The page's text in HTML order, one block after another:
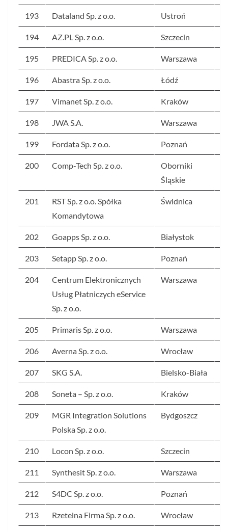
193 Dataland Sp. z o.o. Ustroń
194 AZ.PL Sp. z o.o. Szczecin
195 PREDICA Sp. z o.o. Warszawa
196 Abastra Sp. z o.o. Łódź
197 Vimanet Sp. z o.o. Kraków
198 JWA S.A. Warszawa
199 Fordata Sp. z o.o. Poznań
200 Comp-Tech Sp. z o.o.
Oborniki
Śląskie
201
RST Sp. z o.o. Spółka
Komandytowa
Świdnica
202 Goapps Sp. z o.o. Białystok
203 Setapp Sp. z o.o. Poznań
204
Centrum Elektronicznych
Usług Płatniczych eService
Sp. z o.o.
Warszawa
205 Primaris Sp. z o.o. Warszawa
206 Averna Sp. z o.o. Wrocław
207 SKG S.A. Bielsko-Biała
208 Soneta – Sp. z o.o. Kraków
209
MGR Integration Solutions
Polska Sp. z o.o.
Bydgoszcz
210 Locon Sp. z o.o. Szczecin
211 Synthesit Sp. z o.o. Warszawa
212 S4DC Sp. z o.o. Poznań
213 Rzetelna Firma Sp. z o.o. Wrocław